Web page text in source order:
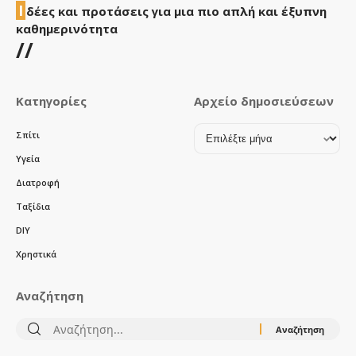
Ι δέες και προτάσεις για μια πιο απλή και έξυπνη
καθημερινότητα
//
Κατηγορίες
Σπίτι
Υγεία
Διατροφή
Ταξίδια
DIY
Χρηστικά
Αρχείο δημοσιεύσεων
Αρχείο
Αναζήτηση
Αναζήτηση